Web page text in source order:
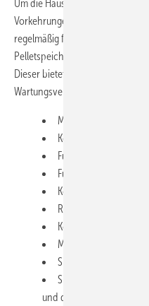
Um die Hausmeister des Objekts
Vorkehrungen zu entlasten,
regelmäßig fällige Wartung in die
Pelletspeichers einbezogen und
Dieser bietet bei Neuanlagen
Wartungsvertrag mit folgenden
Messung der CO-
Kontrolle des (teil-
Funktionsprüfung des
Funktionsprüfung der
Kontrolle der
Reinigen der
Kontrolle der
Messung des
Sichtprüfung des
Sichtprüfung
und der elektrischen